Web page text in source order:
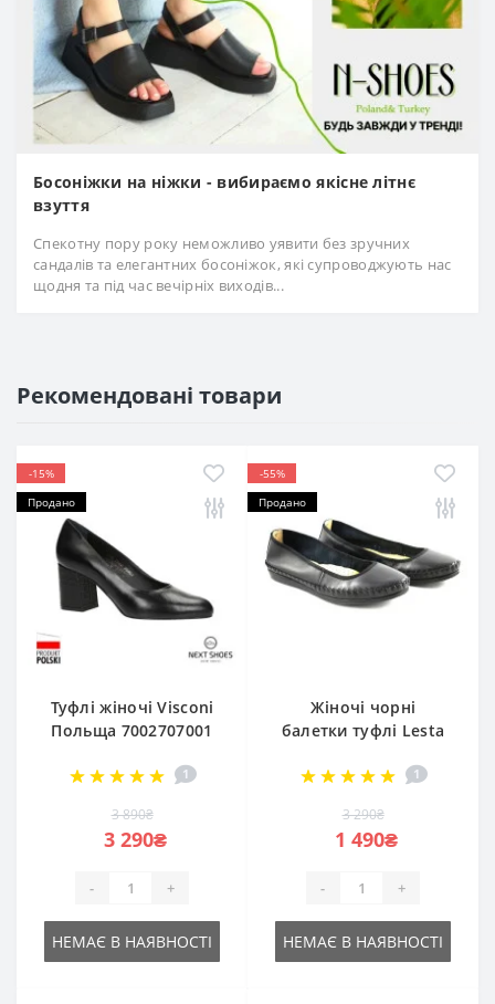
Босоніжки на ніжки - вибираємо якісне літнє
взуття
Спекотну пору року неможливо уявити без зручних
сандалів та елегантних босоніжок, які супроводжують нас
щодня та під час вечірніх виходів...
Рекомендовані товари
-15%
Продано
Туфлі жіночі Visconi
Польща 7002707001
1
3 890₴
3 290₴
- +
НЕМАЄ В НАЯВНОСТІ
-55%
Продано
Жіночі чорні
балетки туфлі Lesta
1036 czarni 5029 з
устілкою з
натуральної шкіри
фабрики
1
3 290₴
1 490₴
- +
НЕМАЄ В НАЯВНОСТІ